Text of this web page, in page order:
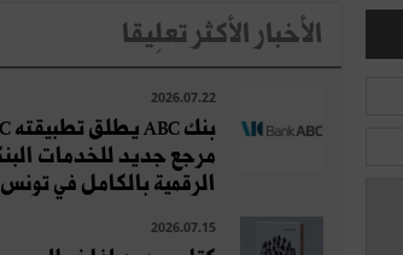
الأخبار الأكثر تعلِيقا
2026.07.22
مرجع جديد للخدمات
الرقمية بالكامل في تونس
2026.07.15